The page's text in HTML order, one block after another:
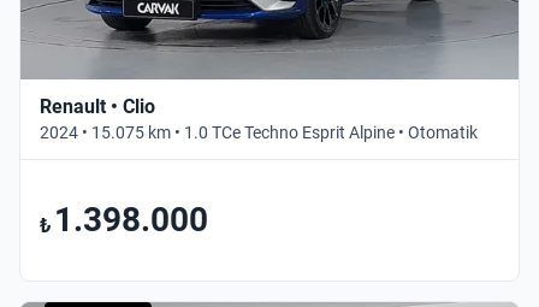
Renault • Clio
2024 • 15.075 km • 1.0 TCe Techno Esprit Alpine • Otomatik
₺ 1.398.000